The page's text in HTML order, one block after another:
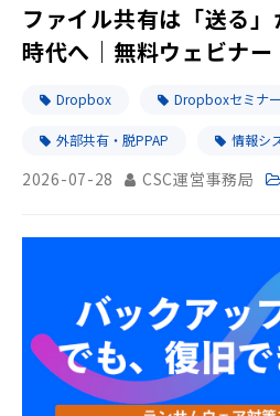
ファイル共有は「送る
時代へ｜無料ウェビナー
Dropbox Dropboxセミナ
外部共有・脱PPAP 情報シ
2026-07-28 CSC運営事務局